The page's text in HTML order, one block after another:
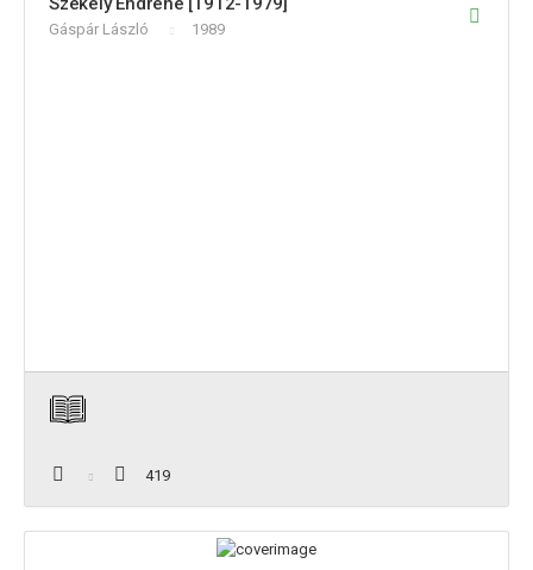
Gáspár László 1989
419